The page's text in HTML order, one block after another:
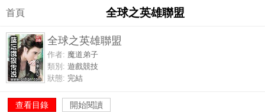
首頁 全球之英雄聯盟
全球之英雄聯盟
作者: 魔道弟子
類別: 遊戲競技
狀態: 完結
查看目錄 開始閱讀